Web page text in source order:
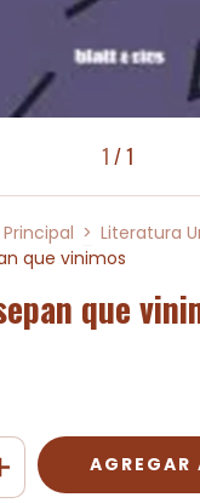
1 /1
> Literatura
que vinimos
que